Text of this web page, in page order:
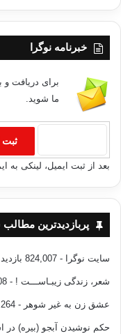
خبرنامه نوگرا
برای دریافت
ما شوید.
بعد از ثبت ایمیل، لینکی به
پربازدیدترین
سایت نوگرا - 824,007 بازدید
شعر، زندگی زیبـاســـت ! - 485,308 بازدید
عشق زن به غیر شوهر - 280,264 بازدید
حکم نوشیدن آبجو (بیره)